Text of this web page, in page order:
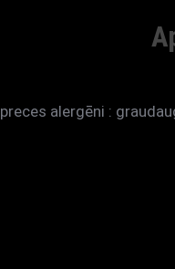
preces alergēni :